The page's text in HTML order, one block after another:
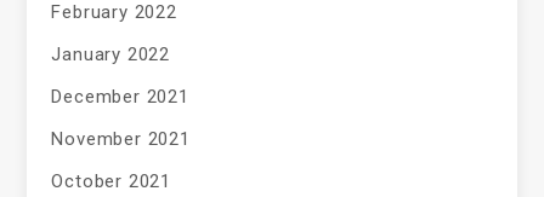
February 2022
January 2022
December 2021
November 2021
October 2021